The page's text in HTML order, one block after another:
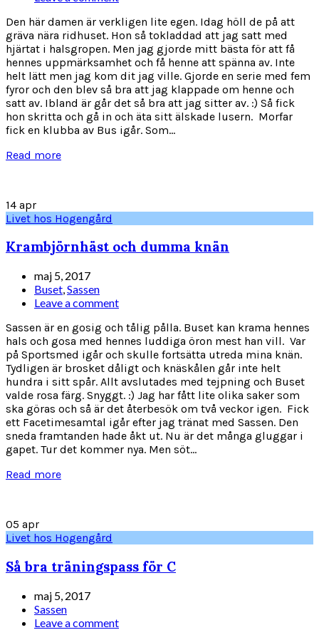
Den här damen är verkligen lite egen. Idag höll de på att
gräva nära ridhuset. Hon så tokladdad att jag satt med
hjärtat i halsgropen. Men jag gjorde mitt bästa för att få
hennes uppmärksamhet och få henne att spänna av. Inte
helt lätt men jag kom dit jag ville. Gjorde en serie med fem
fyror och den blev så bra att jag klappade om henne och
satt av. Ibland är går det så bra att jag sitter av. :) Så fick
hon skritta och gå in och äta sitt älskade lusern. Morfar
fick en klubba av Bus igår. Som...
Read more
14 apr
Livet hos Hogengård
Krambjörnhäst och dumma knän
maj 5, 2017
Buset,Sassen
Leave a comment
Sassen är en gosig och tålig pålla. Buset kan krama hennes
hals och gosa med hennes luddiga öron mest han vill. Var
på Sportsmed igår och skulle fortsätta utreda mina knän.
Tydligen är brosket dåligt och knäskålen går inte helt
hundra i sitt spår. Allt avslutades med tejpning och Buset
valde rosa färg. Snyggt. :) Jag har fått lite olika saker som
ska göras och så är det återbesök om två veckor igen. Fick
ett Facetimesamtal igår efter jag tränat med Sassen. Den
sneda framtanden hade åkt ut. Nu är det många gluggar i
gapet. Tur det kommer nya. Men söt...
Read more
05 apr
Livet hos Hogengård
Så bra träningspass för C
maj 5, 2017
Sassen
Leave a comment